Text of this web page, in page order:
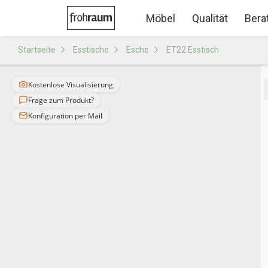
Möbel Qualität
Startseite Esstische Esche ET22 Esstisch
Kostenlose Visualisierung
Frage zum Produkt?
Konfiguration per Mail